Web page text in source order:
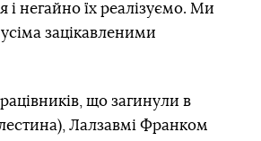
і негайно їх реалізуємо. Ми
зацікавленими
що загинули в
Лалзавмі Франком